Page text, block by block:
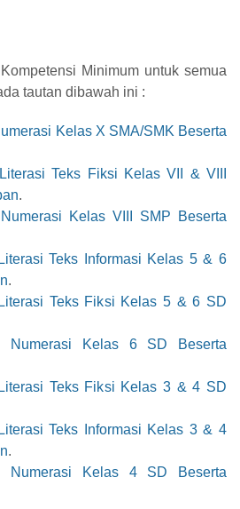
Minimum untuk semua
tautan dibawah ini :
Kelas X SMA/SMK Beserta
Teks Fiksi Kelas VII & VIII
.
Kelas VIII SMP Beserta
Teks Informasi Kelas 5 & 6
.
Teks Fiksi Kelas 5 & 6 SD
Numerasi Kelas 6 SD Beserta
Teks Fiksi Kelas 3 & 4 SD
Teks Informasi Kelas 3 & 4
.
Numerasi Kelas 4 SD Beserta